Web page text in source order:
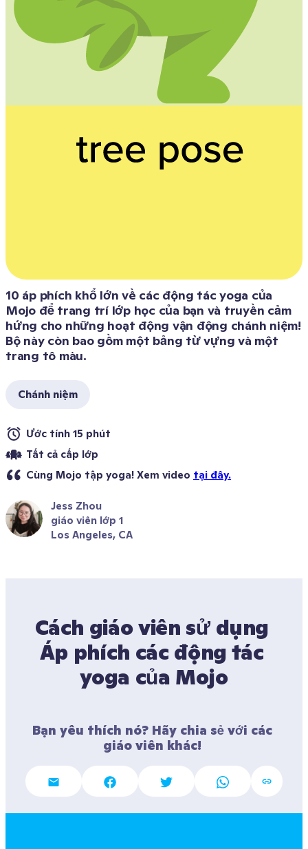
10 áp phích khổ lớn về các động tác yoga của
Mojo để trang trí lớp học của bạn và truyền cảm
hứng cho những hoạt động vận động chánh niệm!
Bộ này còn bao gồm một bảng từ vựng và một
trang tô màu.
Chánh niệm
Ước tính 15 phút
Tất cả cấp lớp
Cùng Mojo tập yoga! Xem video tại đây.
Jess Zhou
giáo viên lớp 1
Los Angeles, CA
Cách giáo viên sử dụng
Áp phích các động tác
yoga của Mojo
Bạn yêu thích nó? Hãy chia sẻ với các
giáo viên khác!